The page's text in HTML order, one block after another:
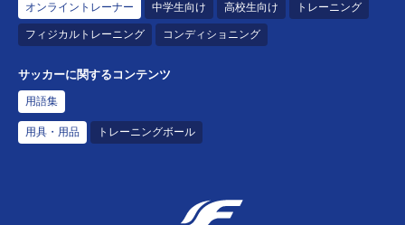
オンライントレーナー 中学生向け 高校生向け トレーニング
フィジカルトレーニング コンディショニング
サッカーに関するコンテンツ
用語集
用具・用品 トレーニングボール